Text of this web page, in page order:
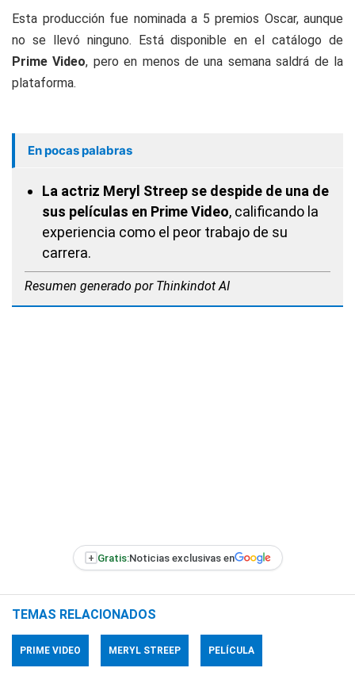
Esta producción fue nominada a 5 premios Oscar, aunque
no se llevó ninguno. Está disponible en el catálogo de
Prime Video, pero en menos de una semana saldrá de la
plataforma.
En pocas palabras
La actriz Meryl Streep se despide de una de
sus películas en Prime Video, calificando la
experiencia como el peor trabajo de su
carrera.
Resumen generado por Thinkindot AI
+ Gratis:Noticias exclusivas en
TEMAS RELACIONADOS
PRIME VIDEO MERYL STREEP PELÍCULA